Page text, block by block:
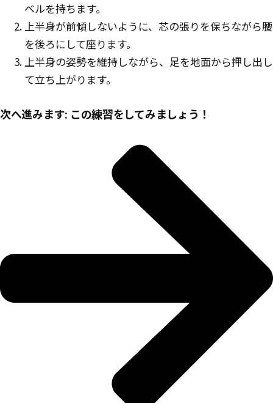
ベルを持ちます。
上半身が前傾しないように、芯の張りを保ちながら腰
を後ろにして座ります。
上半身の姿勢を維持しながら、足を地面から押し出し
て立ち上がります。
次へ進みます: この練習をしてみましょう！